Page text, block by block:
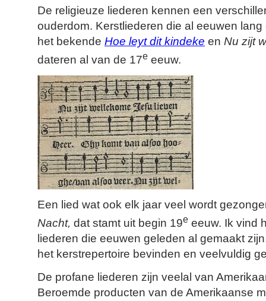
De religieuze liederen kennen een
ouderdom. Kerstliederen die al eeuwen
het bekende Hoe leyt dit kindeke en Nu zijt
dateren al van de 17e eeuw.
Een lied wat ook elk jaar veel wordt
Nacht, dat stamt uit begin 19e eeuw. Ik vind
liederen die eeuwen geleden al gemaakt
het kerstrepertoire bevinden en veelvuldig
De profane liederen zijn veelal van
Beroemde producten van de Amerikaanse